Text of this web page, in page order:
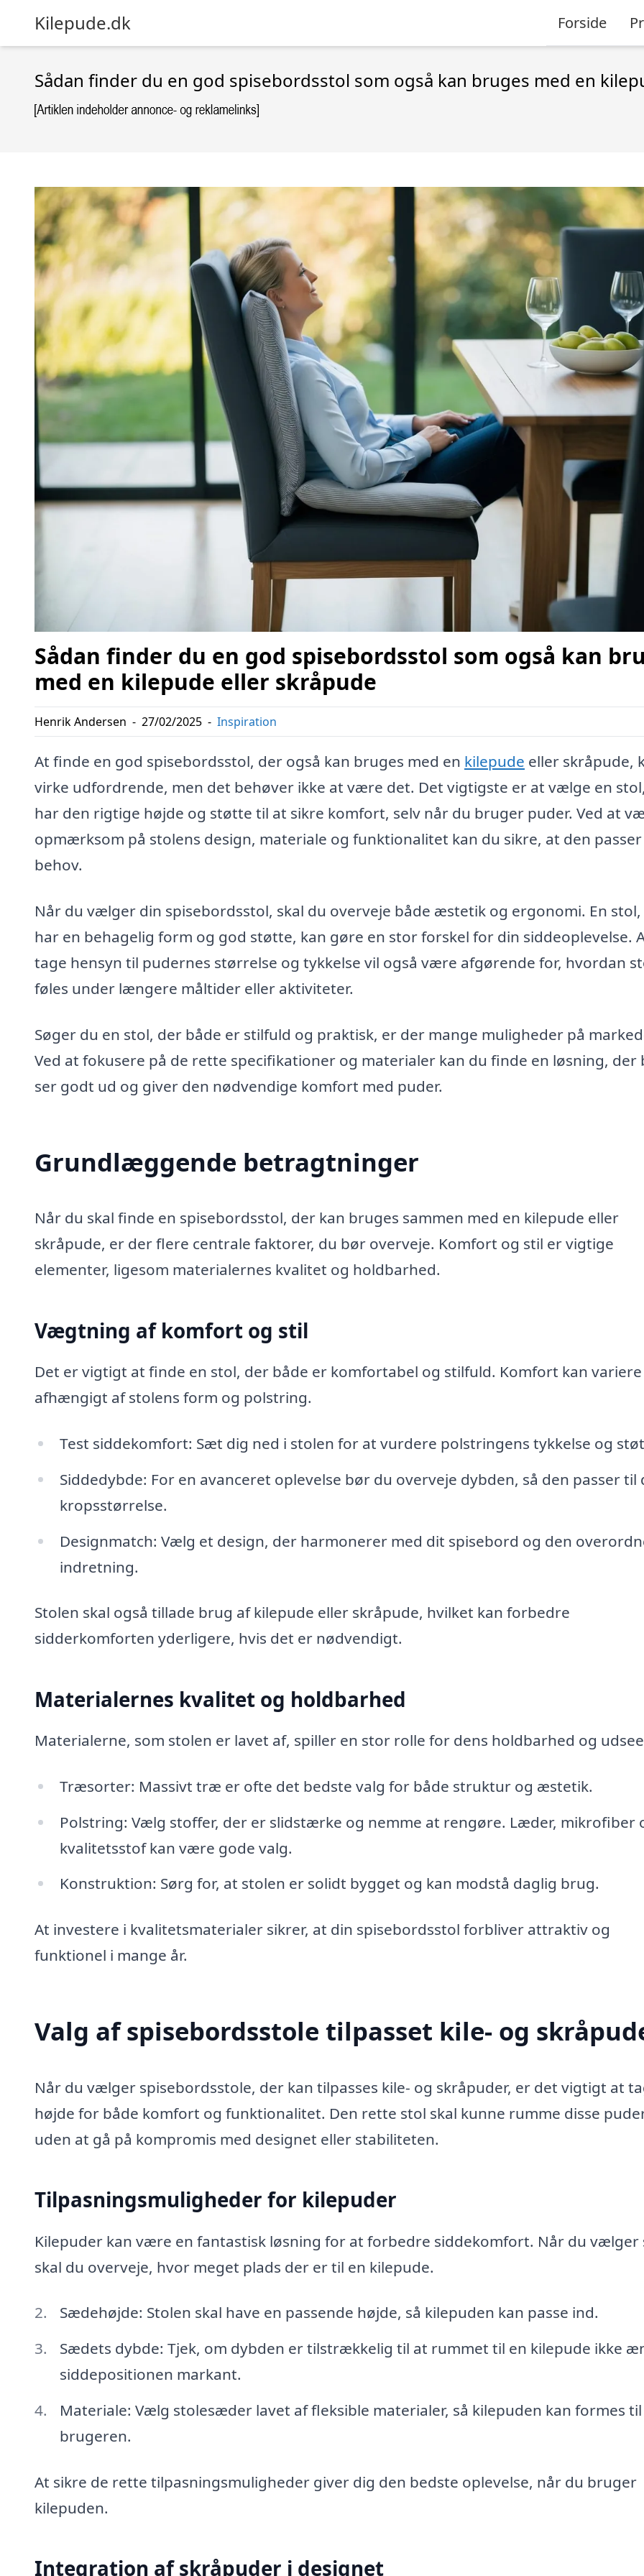
Kilepude.dk Forside
Sådan finder du en god spisebordsstol som også kan bruges med en
Sådan finder du en god spisebordsstol som også kan
med en kilepude eller skråpude
Henrik Andersen - 27/02/2025 - Inspiration
At finde en god spisebordsstol, der også kan bruges med en kilepude eller skråpude,
virke udfordrende, men det behøver ikke at være det. Det vigtigste er at vælge en
har den rigtige højde og støtte til at sikre komfort, selv når du bruger puder. Ved at
opmærksom på stolens design, materiale og funktionalitet kan du sikre, at den
behov.
Når du vælger din spisebordsstol, skal du overveje både æstetik og ergonomi. En
har en behagelig form og god støtte, kan gøre en stor forskel for din siddeoplevelse.
tage hensyn til pudernes størrelse og tykkelse vil også være afgørende for, hvordan
føles under længere måltider eller aktiviteter.
Søger du en stol, der både er stilfuld og praktisk, er der mange muligheder på
Ved at fokusere på de rette specifikationer og materialer kan du finde en løsning, der
ser godt ud og giver den nødvendige komfort med puder.
Grundlæggende betragtninger
Når du skal finde en spisebordsstol, der kan bruges sammen med en kilepude eller
skråpude, er der flere centrale faktorer, du bør overveje. Komfort og stil er vigtige
elementer, ligesom materialernes kvalitet og holdbarhed.
Vægtning af komfort og stil
Det er vigtigt at finde en stol, der både er komfortabel og stilfuld. Komfort kan variere
afhængigt af stolens form og polstring.
Test siddekomfort: Sæt dig ned i stolen for at vurdere polstringens tykkelse og
Siddedybde: For en avanceret oplevelse bør du overveje dybden, så den passer til
kropsstørrelse.
Designmatch: Vælg et design, der harmonerer med dit spisebord og den
indretning.
Stolen skal også tillade brug af kilepude eller skråpude, hvilket kan forbedre
sidderkomforten yderligere, hvis det er nødvendigt.
Materialernes kvalitet og holdbarhed
Materialerne, som stolen er lavet af, spiller en stor rolle for dens holdbarhed og
Træsorter: Massivt træ er ofte det bedste valg for både struktur og æstetik.
Polstring: Vælg stoffer, der er slidstærke og nemme at rengøre. Læder, mikrofiber
kvalitetsstof kan være gode valg.
Konstruktion: Sørg for, at stolen er solidt bygget og kan modstå daglig brug.
At investere i kvalitetsmaterialer sikrer, at din spisebordsstol forbliver attraktiv og
funktionel i mange år.
Valg af spisebordsstole tilpasset kile- og
Når du vælger spisebordsstole, der kan tilpasses kile- og skråpuder, er det vigtigt at
højde for både komfort og funktionalitet. Den rette stol skal kunne rumme disse
uden at gå på kompromis med designet eller stabiliteten.
Tilpasningsmuligheder for kilepuder
Kilepuder kan være en fantastisk løsning for at forbedre siddekomfort. Når du vælger
skal du overveje, hvor meget plads der er til en kilepude.
Sædehøjde: Stolen skal have en passende højde, så kilepuden kan passe ind.
Sædets dybde: Tjek, om dybden er tilstrækkelig til at rummet til en kilepude ikke
siddepositionen markant.
Materiale: Vælg stolesæder lavet af fleksible materialer, så kilepuden kan formes til
brugeren.
At sikre de rette tilpasningsmuligheder giver dig den bedste oplevelse, når du bruger
kilepuden.
Integration af skråpuder i designet